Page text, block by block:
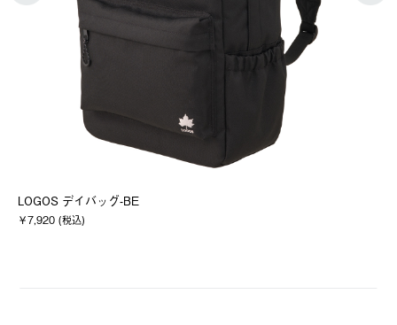
LOGOS デイバッグ-BE
￥7,920 (税込)